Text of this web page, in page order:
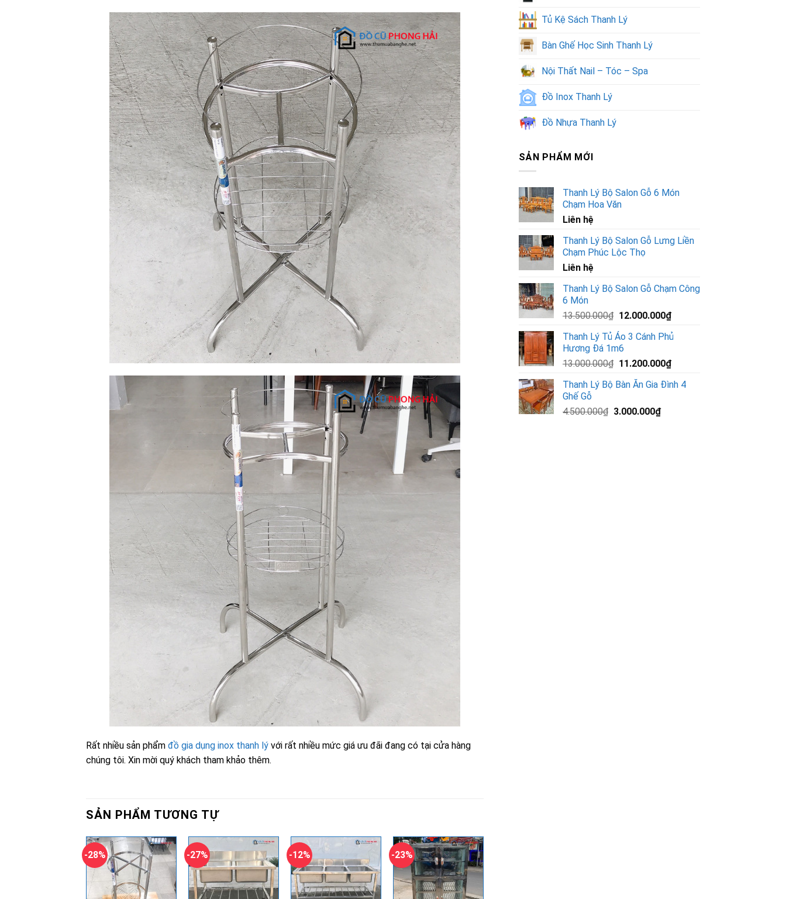
Rất nhiều sản phẩm đồ gia dụng inox thanh lý với rất nhiều mức giá ưu đãi đang có tại cửa hàng
chúng tôi. Xin mời quý khách tham khảo thêm.
SẢN PHẨM TƯƠNG TỰ
-28% -27% -12% -23%
Tủ Kệ Sách Thanh Lý
Bàn Ghế Học Sinh Thanh Lý
Nội Thất Nail – Tóc – Spa
Đồ Inox Thanh Lý
Đồ Nhựa Thanh Lý
SẢN PHẨM MỚI
Thanh Lý Bộ Salon Gỗ 6 Món
Chạm Hoa Văn
Liên hệ
Thanh Lý Bộ Salon Gỗ Lưng Liền
Chạm Phúc Lộc Thọ
Liên hệ
Thanh Lý Bộ Salon Gỗ Chạm Công
6 Món
13.500.000₫ Giá
là:
13.500.000₫.
12.000.000₫Giá
tại
12.000.000₫.
Thanh Lý Tủ Áo 3 Cánh Phủ
Hương Đá 1m6
13.000.000₫ Giá
là:
11.200.000₫Giá
tại
Thanh Lý Bộ Bàn Ăn Gia Đình 4
Ghế Gỗ
4.500.000₫ Giá
3.000.000₫Giá